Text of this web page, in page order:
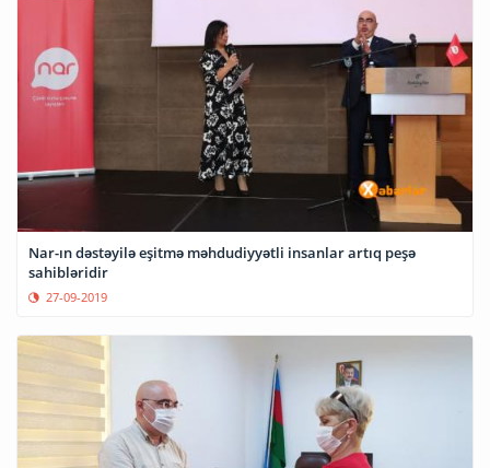
Nar-ın dəstəyilə eşitmə məhdudiyyətli insanlar artıq peşə
sahibləridir
27-09-2019